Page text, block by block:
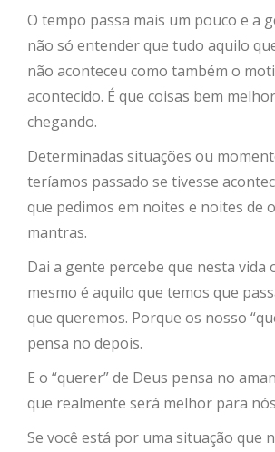
O tempo passa mais um pouco e a
não só entender que tudo aquilo
não aconteceu como também o
acontecido. É que coisas bem
chegando.
Determinadas situações ou
teríamos passado se tivesse
que pedimos em noites e noites de
mantras.
Dai a gente percebe que nesta vida
mesmo é aquilo que temos que
que queremos. Porque os nosso
pensa no depois.
E o “querer” de Deus pensa no
que realmente será melhor para
Se você está por uma situação que